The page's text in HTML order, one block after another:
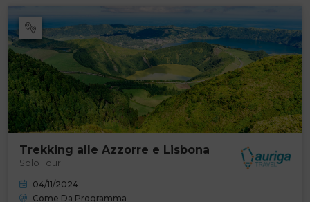
Trekking alle Azzorre e Lisbona
Solo Tour
04/11/2024
Come Da Programma